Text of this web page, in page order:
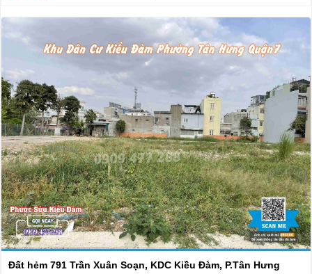
Đất hẻm 791 Trần Xuân Soạn, KDC Kiều Đàm, P.Tân Hưng